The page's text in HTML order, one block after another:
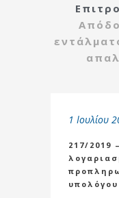
1 Ιουλίου
217/2019
υπολόγου